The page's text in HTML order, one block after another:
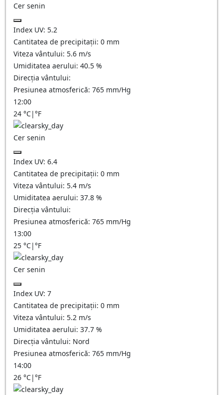
Cer senin
Index UV: 5.2
Cantitatea de precipitații: 0 mm
Viteza vântului: 5.6 m/s
Umiditatea aerului: 40.5 %
Direcția vântului:
Presiunea atmosferică: 765 mm/Hg
12:00
24 °C|°F
Cer senin
Index UV: 6.4
Cantitatea de precipitații: 0 mm
Viteza vântului: 5.4 m/s
Umiditatea aerului: 37.8 %
Direcția vântului:
Presiunea atmosferică: 765 mm/Hg
13:00
25 °C|°F
Cer senin
Index UV: 7
Cantitatea de precipitații: 0 mm
Viteza vântului: 5.2 m/s
Umiditatea aerului: 37.7 %
Direcția vântului: Nord
Presiunea atmosferică: 765 mm/Hg
14:00
26 °C|°F